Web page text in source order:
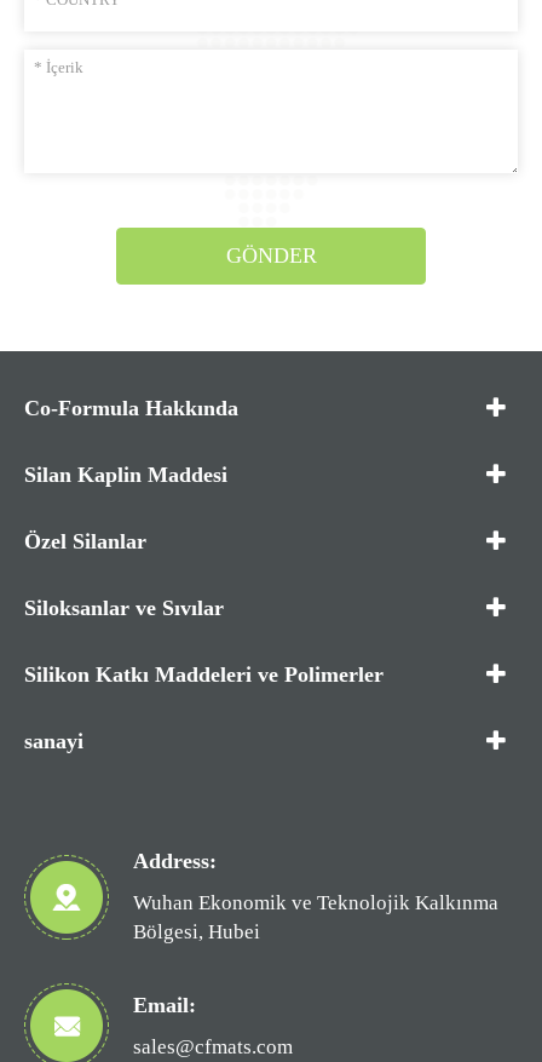
GÖNDER
Co-Formula Hakkında
Silan Kaplin Maddesi
Özel Silanlar
Siloksanlar ve Sıvılar
Silikon Katkı Maddeleri ve Polimerler
sanayi
Address:
Wuhan Ekonomik ve Teknolojik Kalkınma
Bölgesi, Hubei
Email:
sales@cfmats.com